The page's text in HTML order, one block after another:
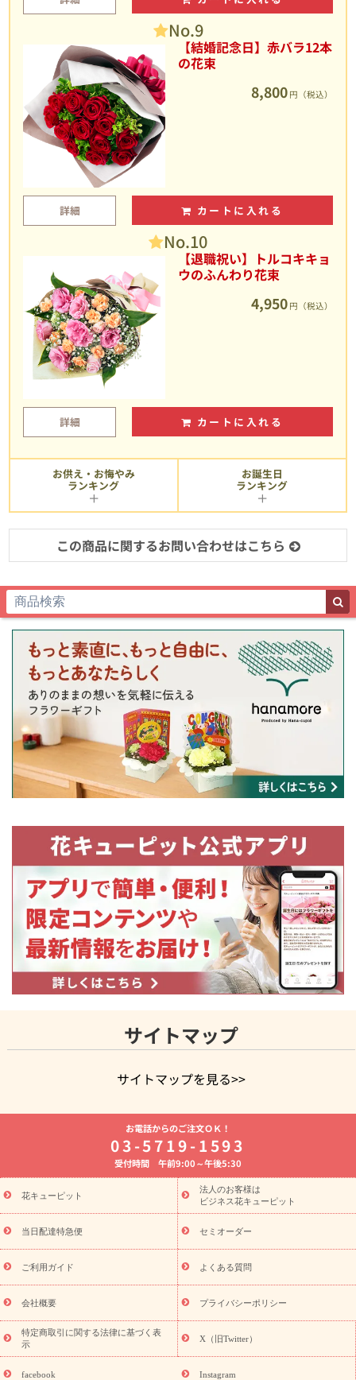
No.9
【結婚記念日】赤バラ12本
の花束
8,800 円（税込）
詳細 カートに入れる
No.10
【退職祝い】トルコキキョ
ウのふんわり花束
4,950 円（税込）
詳細 カートに入れる
お供え・お悔やみ
ランキング
お誕生日
ランキング
この商品に関するお問い合わせはこちら
サイトマップ
サイトマップを見る>>
よく贈られる花
お祝いの花特集
誕生日フラワーギフト特集
8月の誕生花(トルコキキョウ)
開店・開業祝い
お供え・お悔やみ お供え・お悔やみの花
通夜・葬儀に贈る花 胡蝶蘭・花鉢
ーブドフラワー
季節のイベント
ひまわり ギフト・プレゼント
特集
お盆 花（新盆・初盆） 季節のイベント
お盆 花（新
盆・初盆）
お盆 花（新盆・初盆）
お盆・お供え 花とセットギ
フト
お盆・お供え プリザーブドフラワー
ひまわり ギフト・プ
レゼント特集
夏の花贈り・お中元・暑中見舞い 花のギフト特集
敬老の日におくる花ギフト・プレゼント特集
花ギフト・プレゼント特集
敬老の日 花のおすすめランキング
敬
老の日 花鉢植えのギフト・プレゼント特集
敬老の日 花とセットギ
フト・プレゼント特集
敬老の日の花 全てのギフト一覧
キャン
ペーン
映画『ウォーターガーディアンズ』コラボキャンペーン
「きょう誕生日なんです」キャンペーン
誕生日の花を探す
誕生日フラワーギフト 誕生日フラワーギフト特集
お電話からのご注文ＯＫ！
03-5719-1593
受付時間 午前9:00～午後5:30
花キューピット
法人のお客様は
ビジネス花キューピット
当日配達特急便 セミオーダー
ご利用ガイド よくある質問
会社概要 プライバシーポリシー
特定商取引に関する法律に基づく表
示
X（旧Twitter）
facebook Instagram